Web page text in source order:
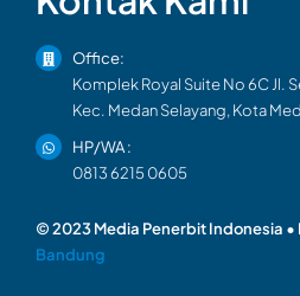
Office:
Komplek Royal Suite No 6C Jl.
Kec. Medan Selayang, Kota
HP/WA :
0813 6215 0605
© 2023 Media Penerbit Indonesia •
Bandung